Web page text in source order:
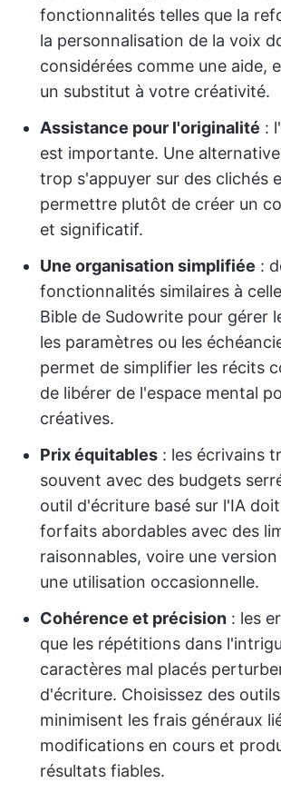
fonctionnalités telles que la
la personnalisation de la voix
considérées comme une aide,
un substitut à votre créativité.
Assistance pour l'originalité :
est importante. Une
trop s'appuyer sur des clichés
permettre plutôt de créer un
et significatif.
Une organisation simplifiée :
fonctionnalités similaires à
Bible de Sudowrite pour gérer
les paramètres ou les
permet de simplifier les récits
de libérer de l'espace mental
créatives.
Prix équitables : les écrivains
souvent avec des budgets
outil d'écriture basé sur l'IA
forfaits abordables avec des
raisonnables, voire une
une utilisation occasionnelle.
Cohérence et précision : les
que les répétitions dans
caractères mal placés
d'écriture. Choisissez des
minimisent les frais généraux
modifications en cours et
résultats fiables.